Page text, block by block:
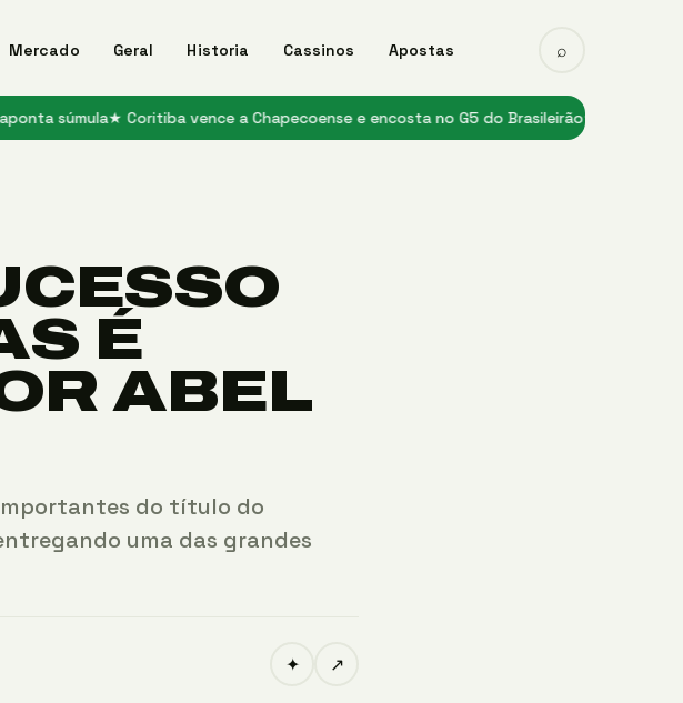
Mercado Geral Historia Cassinos Apostas ⌕
★ Coritiba vence a Chapecoense e encosta no G5 do Brasileirão★ Flamengo enfrenta
É
ABEL
do título do
uma das grandes
✦ ↗